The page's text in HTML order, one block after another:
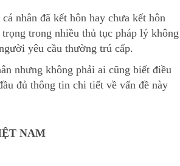
nhân đã kết hôn hay chưa kết hôn
trong nhiều thủ tục pháp lý không
yêu cầu thường trú cấp.
nhưng không phải ai cũng biết điều
đủ thông tin chi tiết về vấn đề này
NAM